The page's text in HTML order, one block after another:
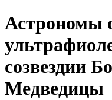
Астрономы
созвездии
Медведицы